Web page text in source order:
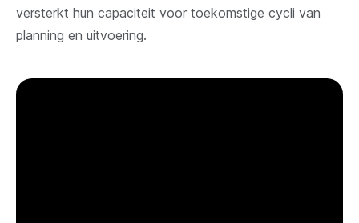
versterkt hun capaciteit voor toekomstige cycli van
planning en uitvoering.